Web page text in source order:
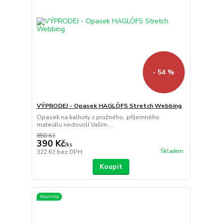
- 54 %
VÝPRODEJ - Opasek HAGLÖFS Stretch Webbing
Opasek na kalhoty z pružného, příjemného
mateiálu nedovolí Vašim ...
850 Kč
390 Kč/ks
322 Kč bez DPH Skladem
Koupit
Novinka